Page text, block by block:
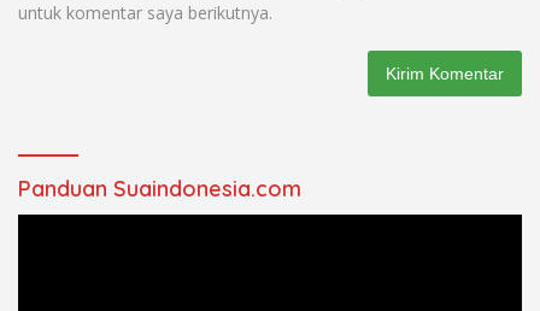
untuk komentar saya berikutnya.
Panduan Suaindonesia.com